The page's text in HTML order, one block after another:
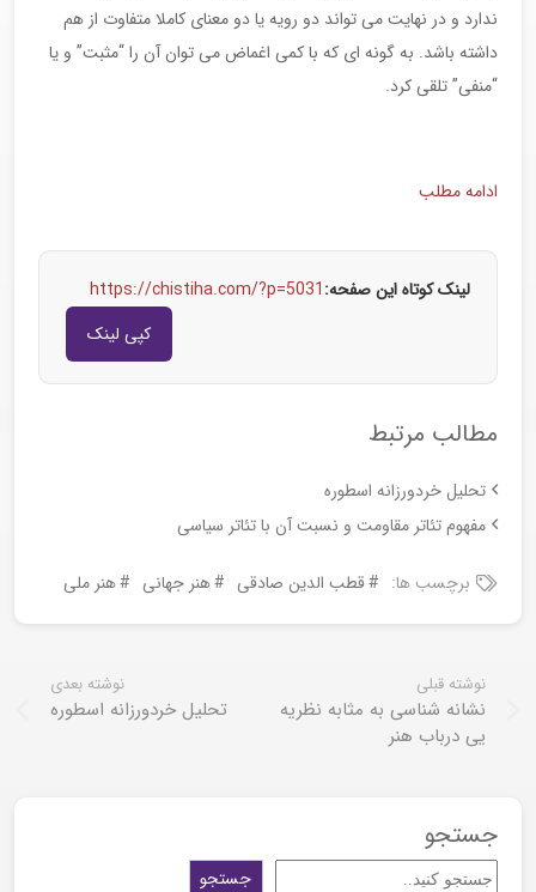
ندارد و در نهایت می تواند دو رویه یا دو معنای کاملا متفاوت از هم
داشته باشد. به گونه ای که با کمی اغماض می توان آن را “مثبت” و یا
“منفی” تلقی کرد.
ادامه مطلب
لینک کوتاه این صفحه:https://chistiha.com/?p=5031
کپی لینک
مطالب مرتبط
تحلیل خردورزانه اسطوره
مفهوم تئاتر مقاومت و نسبت آن با تئاتر سیاسی
برچسب ها: قطب الدین صادقی هنر جهانی هنر ملی
نوشته قبلی
نشانه شناسی به مثابه نظریه
یی درباب هنر
نوشته بعدی
تحلیل خردورزانه اسطوره
جستجو
جستجو